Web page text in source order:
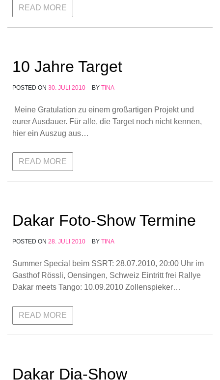
READ MORE
10 Jahre Target
POSTED ON 30. JULI 2010 BY TINA
Meine Gratulation zu einem großartigen Projekt und
eurer Ausdauer. Für alle, die Target noch nicht kennen,
hier ein Auszug aus…
READ MORE
Dakar Foto-Show Termine
POSTED ON 28. JULI 2010 BY TINA
Summer Special beim SSRT: 28.07.2010, 20:00 Uhr im
Gasthof Rössli, Oensingen, Schweiz Eintritt frei Rallye
Dakar meets Tango: 10.09.2010 Zollenspieker…
READ MORE
Dakar Dia-Show